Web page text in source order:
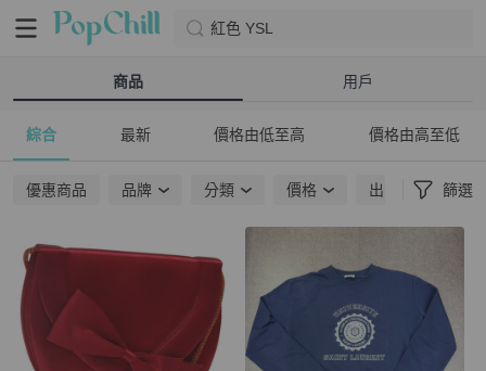
紅色 YSL
商品 用戶
綜合 最新 價格由低至高 價格由高至低
優惠商品 品牌 分類 價格 出貨地點 篩選